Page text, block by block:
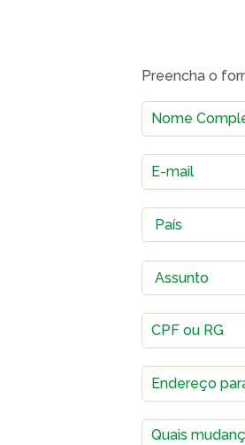
Preencha o